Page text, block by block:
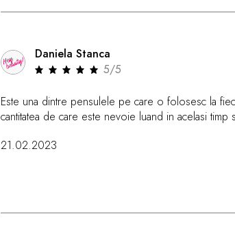
Daniela Stanca
5/5
Este una dintre pensulele pe care o folosesc la
cantitatea de care este nevoie luand in acelasi timp
21.02.2023